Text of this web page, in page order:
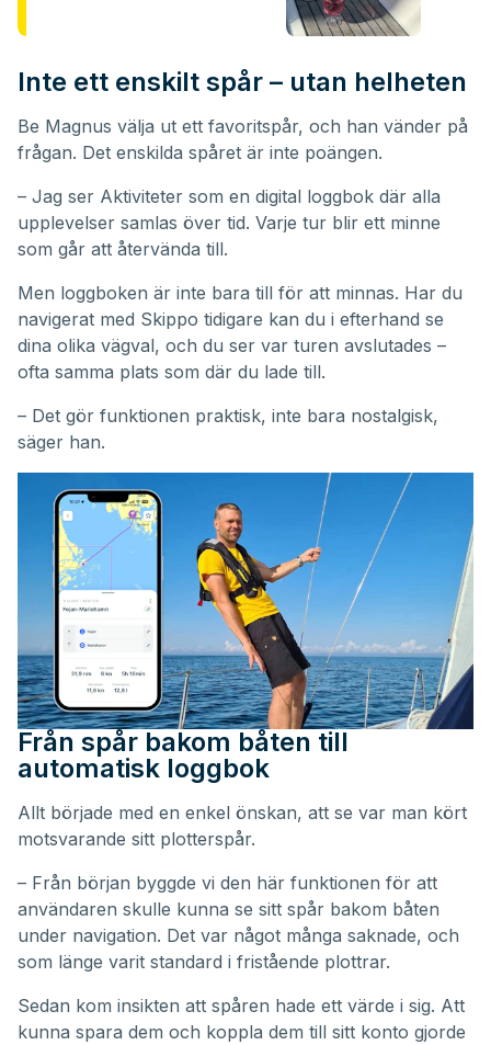
Inte ett enskilt spår – utan helheten
Be Magnus välja ut ett favoritspår, och han vänder på
frågan. Det enskilda spåret är inte poängen.
– Jag ser Aktiviteter som en digital loggbok där alla
upplevelser samlas över tid. Varje tur blir ett minne
som går att återvända till.
Men loggboken är inte bara till för att minnas. Har du
navigerat med Skippo tidigare kan du i efterhand se
dina olika vägval, och du ser var turen avslutades –
ofta samma plats som där du lade till.
– Det gör funktionen praktisk, inte bara nostalgisk,
säger han.
Från spår bakom båten till
automatisk loggbok
Allt började med en enkel önskan, att se var man kört
motsvarande sitt plotterspår.
– Från början byggde vi den här funktionen för att
användaren skulle kunna se sitt spår bakom båten
under navigation. Det var något många saknade, och
som länge varit standard i fristående plottrar.
Sedan kom insikten att spåren hade ett värde i sig. Att
kunna spara dem och koppla dem till sitt konto gjorde